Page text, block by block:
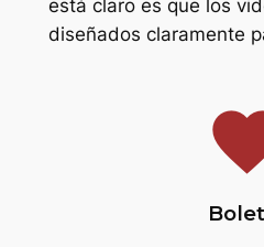
está claro es que los
diseñados claramente